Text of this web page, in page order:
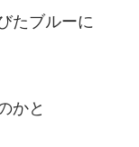
たブルーに
かと